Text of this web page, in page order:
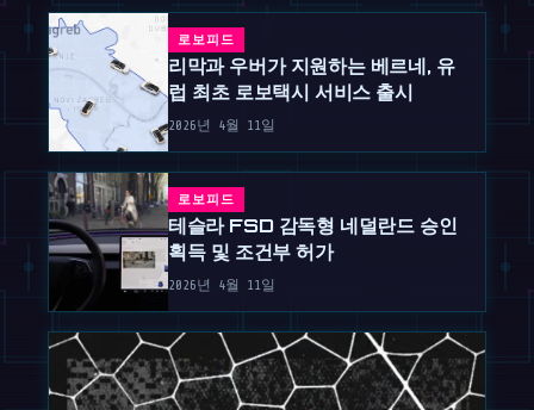
로보피드
리막과 우버가 지원하는 베르네, 유
럽 최초 로보택시 서비스 출시
2026년 4월 11일
로보피드
테슬라 FSD 감독형 네덜란드 승인
획득 및 조건부 허가
2026년 4월 11일